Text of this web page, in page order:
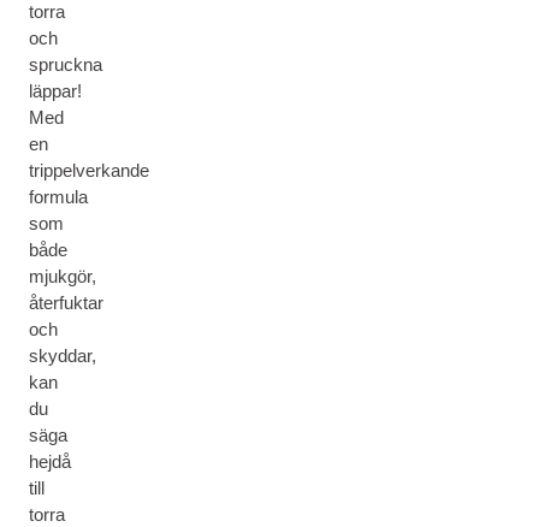
torra
och
spruckna
läppar!
Med
en
trippelverkande
formula
som
både
mjukgör,
återfuktar
och
skyddar,
kan
du
säga
hejdå
till
torra